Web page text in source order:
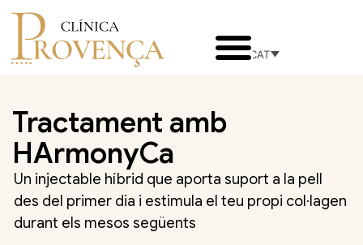
CAT
Tractament amb
HArmonyCa
Un injectable híbrid que aporta suport a la pell
des del primer dia i estimula el teu propi col·lagen
durant els mesos següents